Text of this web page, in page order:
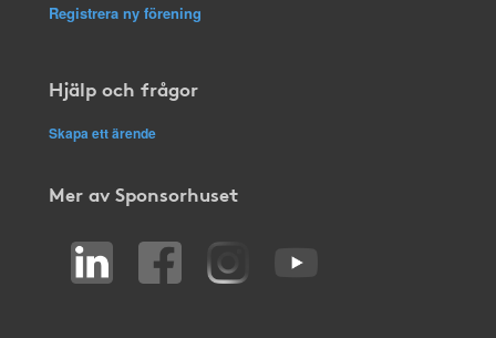
Registrera ny förening
Hjälp och frågor
Skapa ett ärende
Mer av Sponsorhuset